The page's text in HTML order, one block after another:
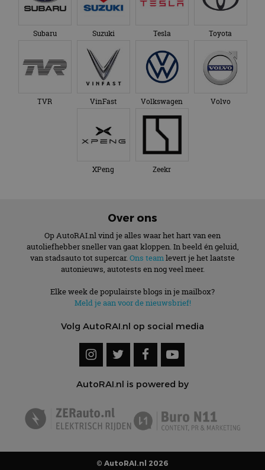
Subaru Suzuki Tesla Toyota
TVR VinFast Volkswagen Volvo
XPeng Zeekr
Over ons
Op AutoRAI.nl vind je alles waar het hart van een
autoliefhebber sneller van gaat kloppen. In beeld én geluid,
van stadsauto tot supercar. Ons teamlevert je het laatste
autonieuws, autotests en nog veel meer.
Elke week de populairste blogs in je mailbox?
Meld je aan voor de nieuwsbrief!
Volg AutoRAI.nl op social media
AutoRAI.nl is powered by
© AutoRAI.nl 2026